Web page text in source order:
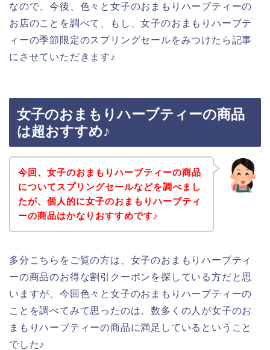
なので、今後、色々と女子のおまもりハーブティーの
お店のことを調べて、もし、女子のおまもりハーブテ
ィーの季節限定のスプリングセールをみつけたら記事
にさせていただきます♪
女子のおまもりハーブティーの商品
は超おすすめ♪
今回、女子のおまもりハーブティーの商品
についてスプリングセールなどを調べまし
たが、個人的に女子のおまもりハーブティ
ーの商品はかなりおすすめです♪
多分こちらをご覧の方は、女子のおまもりハーブティ
ーの商品のお得な割引クーポンを探している方だと思
いますが、今回色々と女子のおまもりハーブティーの
ことを調べてみて思ったのは、数多くの人が女子のお
まもりハーブティーの商品に満足しているということ
でした♪